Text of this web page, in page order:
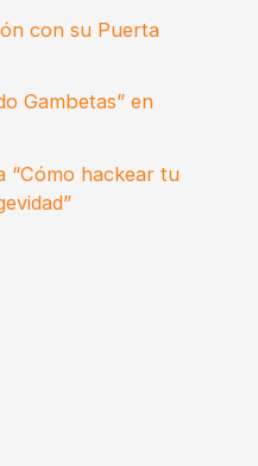
con su Puerta
Gambetas” en
“Cómo hackear tu